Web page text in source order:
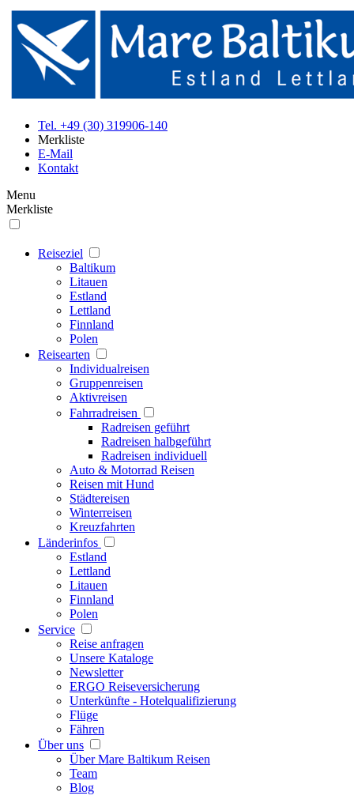
Tel. +49 (30) 319906-140
Merkliste
E-Mail
Kontakt
Menu
Merkliste
Reiseziel
Baltikum
Litauen
Estland
Lettland
Finnland
Polen
Reisearten
Individualreisen
Gruppenreisen
Aktivreisen
Fahrradreisen
Radreisen geführt
Radreisen halbgeführt
Radreisen individuell
Auto & Motorrad Reisen
Reisen mit Hund
Städtereisen
Winterreisen
Kreuzfahrten
Länderinfos
Estland
Lettland
Litauen
Finnland
Polen
Service
Reise anfragen
Unsere Kataloge
Newsletter
ERGO Reiseversicherung
Unterkünfte - Hotelqualifizierung
Flüge
Fähren
Über uns
Über Mare Baltikum Reisen
Team
Blog